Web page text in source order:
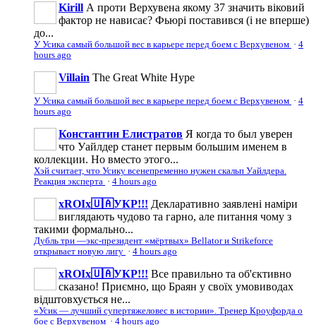
Kirill А проти Верхувена якому 37 значить віковий
фактор не нависає? Фьюрі поставився (і не вперше)
до...
У Усика самый большой вес в карьере перед боем с Верхувеном · 4
hours ago
Villain The Great White Hype
У Усика самый большой вес в карьере перед боем с Верхувеном · 4
hours ago
Константин Елистратов Я когда то был уверен
что Уайлдер станет первым большим именем в
коллекции. Но вместо этого...
Хэй считает, что Усику всенепременно нужен скальп Уайлдера.
Реакция эксперта · 4 hours ago
xROIx🇺🇦УКР!!! Декларативно заявлені наміри
виглядають чудово та гарно, але питання чому з
такими формально...
Дубль три —экс-президент «мёртвых» Bellator и Strikeforce
открывает новую лигу · 4 hours ago
xROIx🇺🇦УКР!!! Все правильно та об'єктивно
сказано! Приємно, що Браян у своїх умовиводах
відштовхується не...
«Усик — лучший супертяжеловес в истории». Тренер Кроуфорда о
бое с Верхувеном · 4 hours ago